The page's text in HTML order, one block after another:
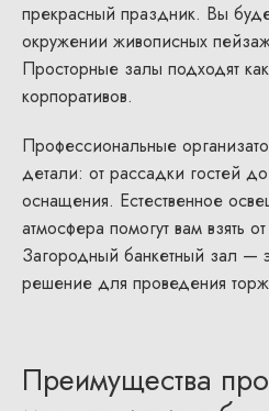
прекрасный праздник. Вы
окружении живописных
Просторные залы подходят
корпоративов.
Профессиональные
детали: от рассадки гостей до
оснащения. Естественное
атмосфера помогут вам взять
Загородный банкетный зал —
решение для проведения
Преимущества